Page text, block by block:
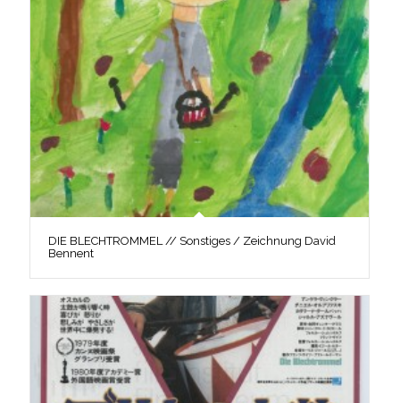
DIE BLECHTROMMEL // Sonstiges / Zeichnung David
Bennent